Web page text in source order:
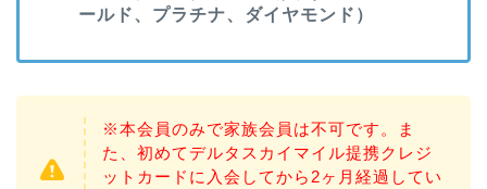
ールド、プラチナ、ダイヤモンド）
※本会員のみで家族会員は不可です。ま
た、初めてデルタスカイマイル提携クレジ
ットカードに入会してから2ヶ月経過してい